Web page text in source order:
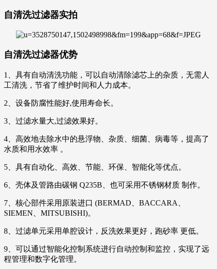
自清洗过滤器实拍
自清洗过滤器优势
1、具有自动清洗功能，可以自动清除滤芯上的杂质，无需人
工清洗，节省了维护时间和人力成本。
2、设备防腐性能好,使用寿命长。
3、过滤水量大,过滤效果好。
4、高效地去除水中的悬浮物、杂质、细菌、病毒等，提高了
水质和用水效率 。
5、具有自动化、高效、节能、环保、智能化等优点。
6、壳体及管路由碳钢 Q235B、也可采用不锈钢材质 制作。
7、核心部件采用原装进口 (BERMAD、BACCARA、
SIEMEN、MITSUBISHI)。
8、过滤单元采用单腔设计，反洗效果更好，跑砂率 更低。
9、可以通过智能化控制系统进行自动控制和监控，实现了远
程管理和数字化管理。